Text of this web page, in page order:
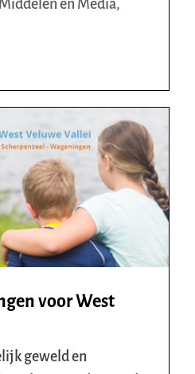
Middelen en Media,
voor West
geweld en